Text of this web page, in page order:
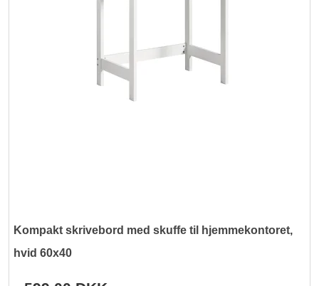
Kompakt skrivebord med skuffe til hjemmekontoret,
hvid 60x40